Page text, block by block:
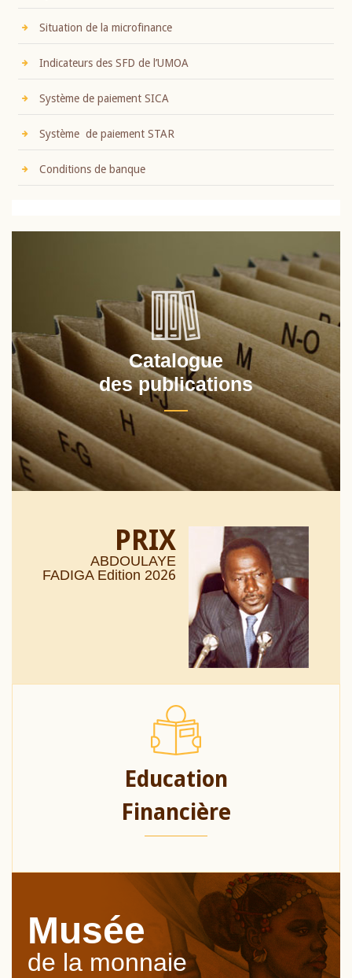
Situation de la microfinance
Indicateurs des SFD de l’UMOA
Système de paiement SICA
Système de paiement STAR
Conditions de banque
Catalogue
des publications
PRIX
ABDOULAYE
FADIGA Edition 2026
Education
Financière
Musée
de la monnaie